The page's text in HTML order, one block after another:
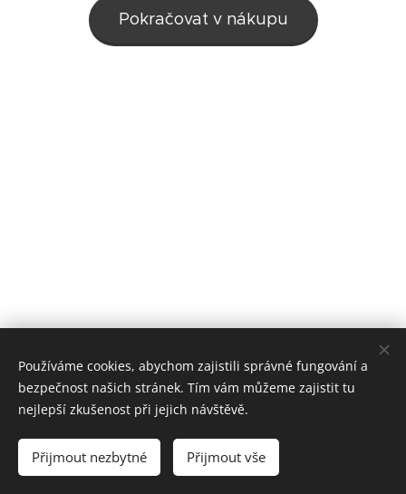
Pokračovat v nákupu
Cookies
Jazyky
Čeština
Українська
Používáme cookies, abychom zajistili správné fungování a
bezpečnost našich stránek. Tím vám můžeme zajistit tu
nejlepší zkušenost při jejich návštěvě.
Přijmout nezbytné Přijmout vše